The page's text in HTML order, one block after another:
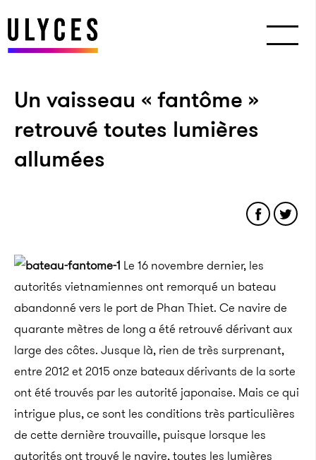
Un vaisseau « fantôme »
retrouvé toutes lumières
allumées
Le 16 novembre dernier, les
autorités vietnamiennes ont remorqué un bateau
abandonné vers le port de Phan Thiet. Ce navire de
quarante mètres de long a été retrouvé dérivant aux
large des côtes. Jusque là, rien de très surprenant,
entre 2012 et 2015 onze bateaux dérivants de la sorte
ont été trouvés par les autorité japonaise. Mais ce qui
intrigue plus, ce sont les conditions très particulières
de cette dernière trouvaille, puisque lorsque les
autorités ont trouvé le navire, toutes les lumières